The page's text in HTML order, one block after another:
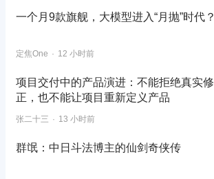
一个月9款旗舰，大模型进入“月抛”时代？
定焦One 12 小时前
项目交付中的产品演进：不能拒绝真实修
正，也不能让项目重新定义产品
张二十三 13 小时前
群氓：中日斗法博主的仙剑奇侠传